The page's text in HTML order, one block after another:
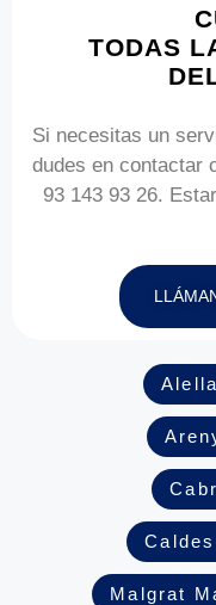
TODAS
Si necesitas un
dudes en contactar
93 143 93 26.
Alella
Malgrat